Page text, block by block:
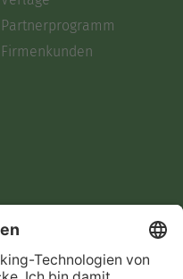
Partnerprogramm
Firmenkunden